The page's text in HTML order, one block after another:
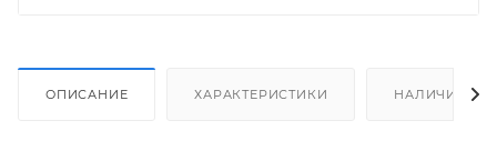
ОПИСАНИЕ ХАРАКТЕРИСТИКИ НАЛИЧИЕ